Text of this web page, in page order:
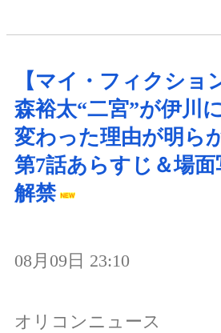
【マイ・フィクショ
森裕太“二宮”が伊川
変わった理由が明ら
第7話あらすじ＆場面
解禁
08月09日 23:10
オリコンニュース